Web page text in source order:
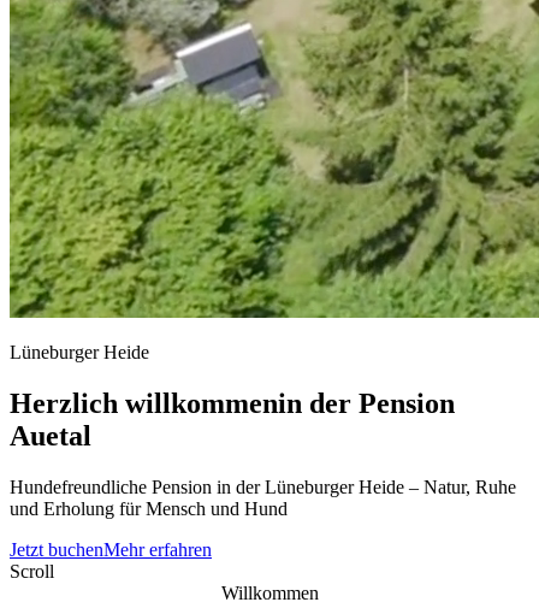
Lüneburger Heide
Herzlich willkommenin der Pension
Auetal
Hundefreundliche Pension in der Lüneburger Heide – Natur, Ruhe
und Erholung für Mensch und Hund
Jetzt buchenMehr erfahren
Scroll
Willkommen